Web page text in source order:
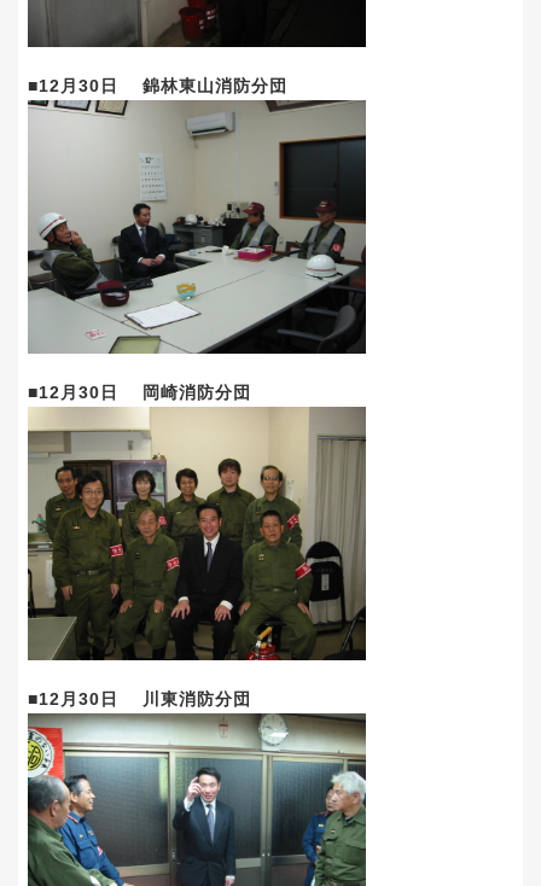
■12月30日 錦林東山消防分団
■12月30日 岡崎消防分団
■12月30日 川東消防分団